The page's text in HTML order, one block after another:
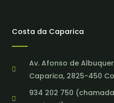
Costa da Caparica
Av. Afonso de
Caparica, 2825-450
934 202 750